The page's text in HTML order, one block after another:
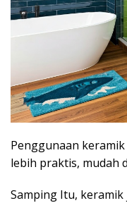
Penggunaan
lebih praktis, mudah
Samping Itu,